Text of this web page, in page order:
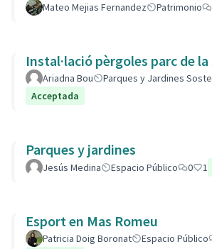
Mateo Mejias Fernandez Patrimonio
Instal·lació pèrgoles parc de la
Ariadna Bou Parques y Jardines
Acceptada
Parques y jardines
Jesús Medina Espacio Público 0 1
Esport en Mas Romeu
Patricia Doig Boronat Espacio Público